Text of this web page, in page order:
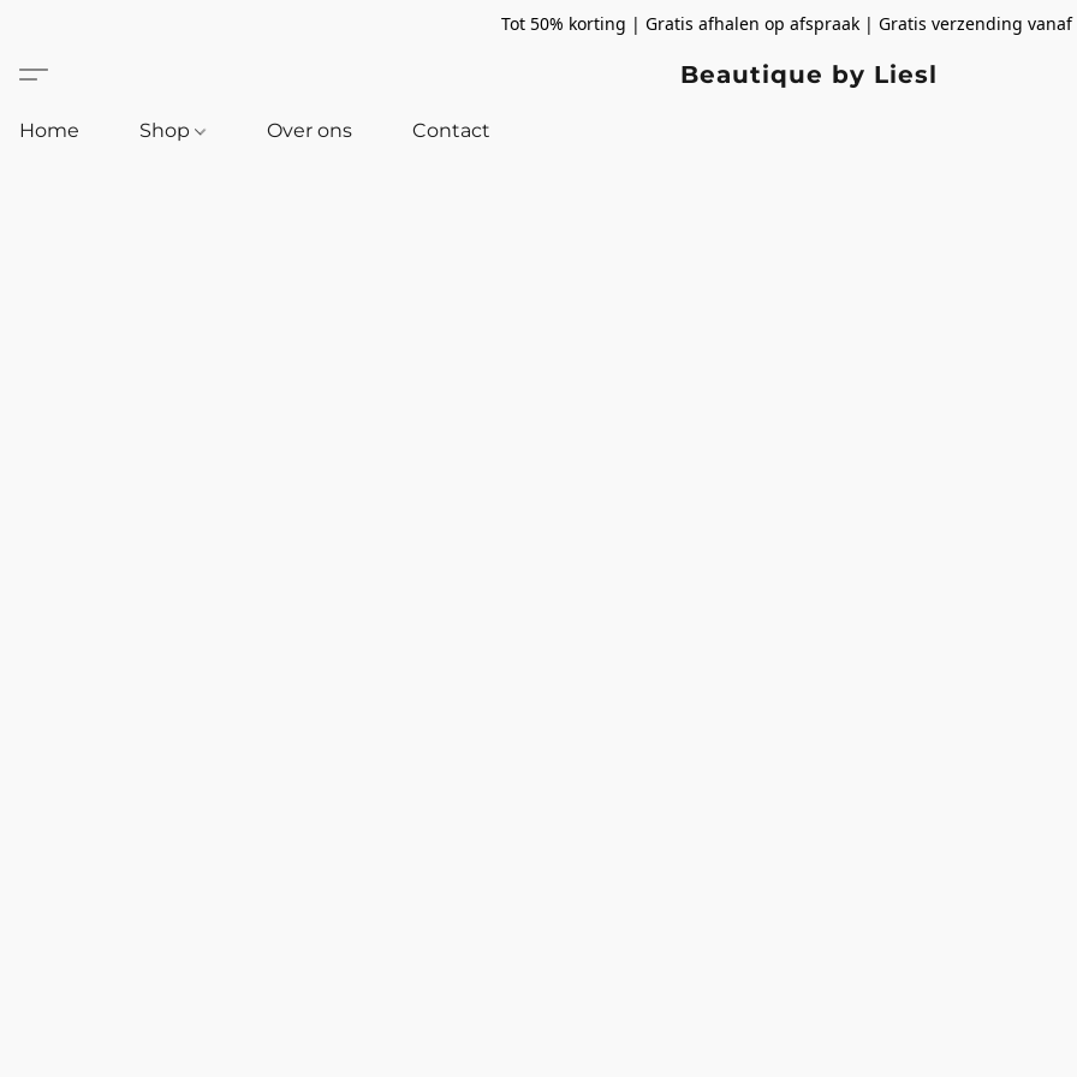
Tot 50% korting | Gratis afhalen op afspraak | Gratis verzending vanaf
Beautique by Liesl
Home Shop Over ons Contact